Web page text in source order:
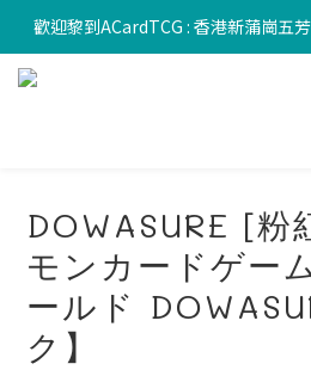
歡迎黎到ACardTCG : 香港新蒲崗五
DOWASURE [
モンカードゲー
ールド
ク】